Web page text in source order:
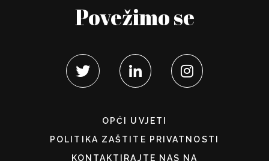
Povežimo se
OPĆI UVJETI
POLITIKA ZAŠTITE PRIVATNOSTI
KONTAKTIRAJTE NAS NA